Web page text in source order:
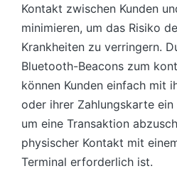
Kontakt zwischen Kunden
minimieren, um das Risiko
Krankheiten zu verringern.
Bluetooth-Beacons zum
können Kunden einfach mit
oder ihrer Zahlungskarte ein
um eine Transaktion
physischer Kontakt mit
Terminal erforderlich ist.